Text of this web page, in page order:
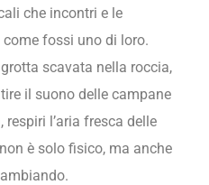
che incontri e le
fossi uno di loro.
scavata nella roccia,
il suono delle campane
, respiri l’aria fresca delle
è solo fisico, ma anche